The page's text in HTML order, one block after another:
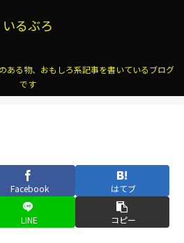
いるぶろ
ある物、おもしろ系記事を書いているブログ
です
Facebook はてブ
LINE コピー